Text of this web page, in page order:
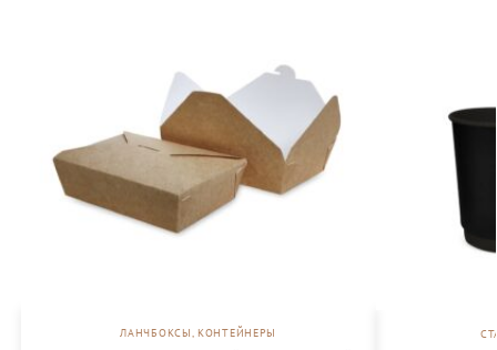
ЛАНЧБОКСЫ, КОНТЕЙНЕРЫ